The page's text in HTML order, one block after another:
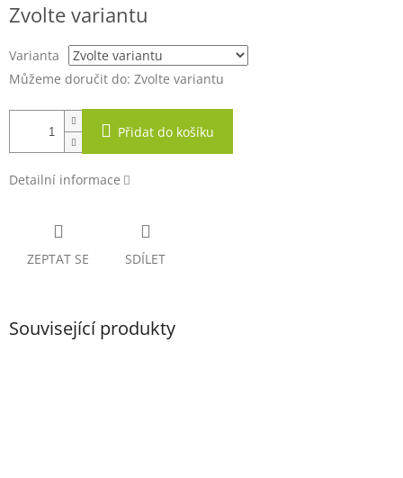
cena:
Zvolte variantu
Varianta
Můžeme doručit do: Zvolte variantu
Přidat do košíku
Detailní informace
ZEPTAT SE SDÍLET
Související produkty